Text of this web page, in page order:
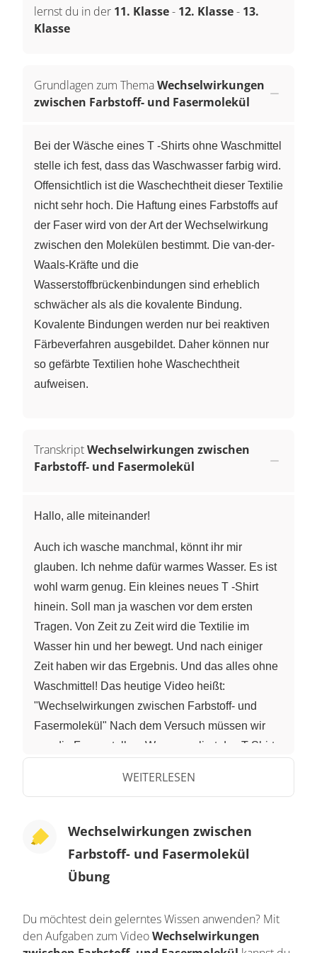
lernst du in der 11. Klasse- 12. Klasse- 13.
Klasse
Grundlagen zum ThemaWechselwirkungen
zwischen Farbstoff- und Fasermolekül
Bei der Wäsche eines T -Shirts ohne Waschmittel
stelle ich fest, dass das Waschwasser farbig wird.
Offensichtlich ist die Waschechtheit dieser Textilie
nicht sehr hoch. Die Haftung eines Farbstoffs auf
der Faser wird von der Art der Wechselwirkung
zwischen den Molekülen bestimmt. Die van-der-
Waals-Kräfte und die
Wasserstoffbrückenbindungen sind erheblich
schwächer als als die kovalente Bindung.
Kovalente Bindungen werden nur bei reaktiven
Färbeverfahren ausgebildet. Daher können nur
so gefärbte Textilien hohe Waschechtheit
aufweisen.
TranskriptWechselwirkungen zwischen
Farbstoff- und Fasermolekül
Hallo, alle miteinander!
Auch ich wasche manchmal, könnt ihr mir
glauben. Ich nehme dafür warmes Wasser. Es ist
wohl warm genug. Ein kleines neues T -Shirt
hinein. Soll man ja waschen vor dem ersten
Tragen. Von Zeit zu Zeit wird die Textilie im
Wasser hin und her bewegt. Und nach einiger
Zeit haben wir das Ergebnis. Und das alles ohne
Waschmittel! Das heutige Video heißt:
"Wechselwirkungen zwischen Farbstoff- und
Fasermolekül" Nach dem Versuch müssen wir
uns die Frage stellen: Warum verliert das T-Shirt
Waschechtheit. Offensichtlich steigt die
Farbstoffmoleküle auf der Textilfaser. Sind die
Kräfte zwischen beiden schwach, so löst sich ein
"blutet". Man sieht das am gefärbten
Molekülen Zur Erinnerung:
WEITERLESEN
Wechselwirkungen zwischen
Farbstoff- und Fasermolekül
Übung
Du möchtest dein gelerntes Wissen anwenden? Mit
den Aufgaben zum VideoWechselwirkungen